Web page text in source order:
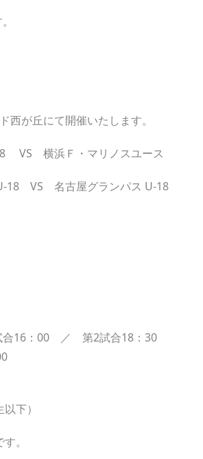
が丘にて開催いたします。
VS 横浜Ｆ・マリノスユース
VS 名古屋グランパス U-18
16：00 ／ 第2試合18：30
下）
。